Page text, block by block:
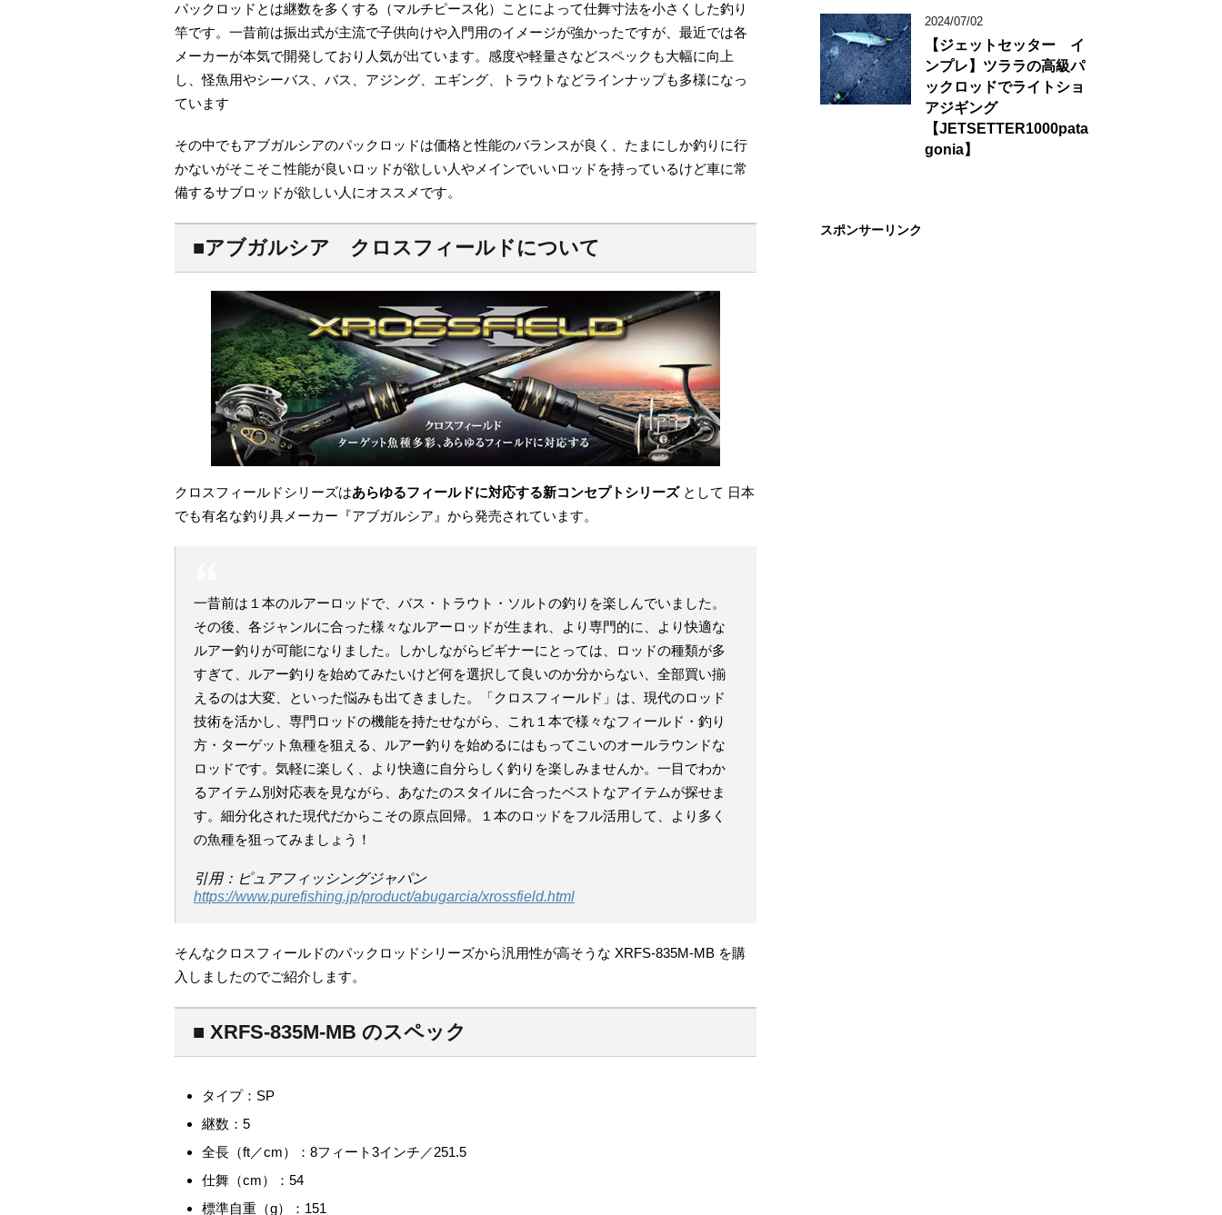
パックロッドとは継数を多くする（マルチピース化）ことによって仕舞寸法を小さくした釣り
竿です。一昔前は振出式が主流で子供向けや入門用のイメージが強かったですが、最近では各
メーカーが本気で開発しており人気が出ています。感度や軽量さなどスペックも大幅に向上
し、怪魚用やシーバス、バス、アジング、エギング、トラウトなどラインナップも多様になっ
ています
その中でもアブガルシアのパックロッドは価格と性能のバランスが良く、たまにしか釣りに行
かないがそこそこ性能が良いロッドが欲しい人やメインでいいロッドを持っているけど車に常
備するサブロッドが欲しい人にオススメです。
■アブガルシア クロスフィールドについて
クロスフィールドシリーズはあらゆるフィールドに対応する新コンセプトシリーズとして 日本
でも有名な釣り具メーカー『アブガルシア』から発売されています。
一昔前は１本のルアーロッドで、バス・トラウト・ソルトの釣りを楽しんでいました。
その後、各ジャンルに合った様々なルアーロッドが生まれ、より専門的に、より快適な
ルアー釣りが可能になりました。しかしながらビギナーにとっては、ロッドの種類が多
すぎて、ルアー釣りを始めてみたいけど何を選択して良いのか分からない、全部買い揃
えるのは大変、といった悩みも出てきました。「クロスフィールド」は、現代のロッド
技術を活かし、専門ロッドの機能を持たせながら、これ１本で様々なフィールド・釣り
方・ターゲット魚種を狙える、ルアー釣りを始めるにはもってこいのオールラウンドな
ロッドです。気軽に楽しく、より快適に自分らしく釣りを楽しみませんか。一目でわか
るアイテム別対応表を見ながら、あなたのスタイルに合ったベストなアイテムが探せま
す。細分化された現代だからこその原点回帰。１本のロッドをフル活用して、より多く
の魚種を狙ってみましょう！
引用：ピュアフィッシングジャパン
https://www.purefishing.jp/product/abugarcia/xrossfield.html
そんなクロスフィールドのパックロッドシリーズから汎用性が高そうな XRFS-835M-MB を購
入しましたのでご紹介します。
■ XRFS-835M-MB のスペック
タイプ：SP
継数：5
全長（ft／cm）：8フィート3インチ／251.5
仕舞（cm）：54
標準自重（g）：151
2024/07/02
【ジェットセッター イ
ンプレ】ツララの高級パ
ックロッドでライトショ
アジギング
【JETSETTER1000pata
gonia】
スポンサーリンク